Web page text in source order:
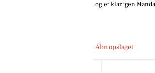
teoriprøve og
Åbn opslaget